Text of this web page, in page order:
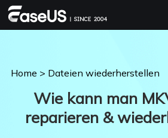
Home > Dateien wiederherstellen
Wie kann man
reparieren &